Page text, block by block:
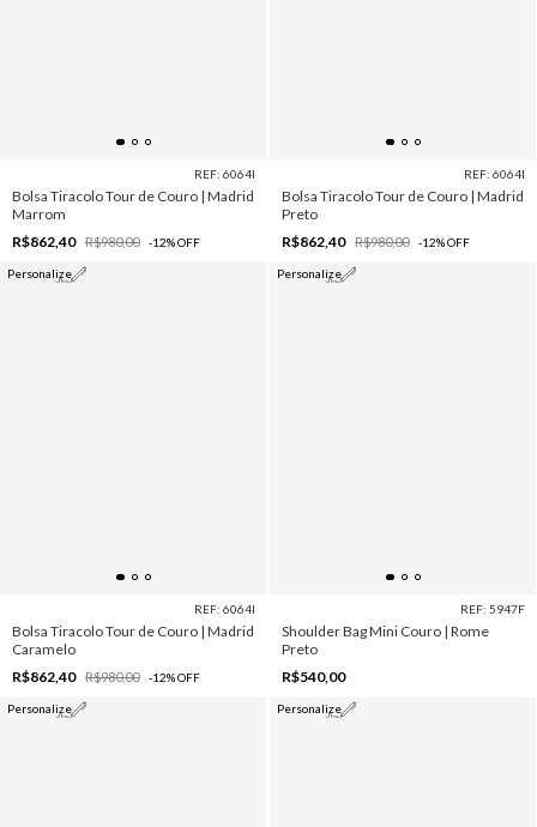
REF: 6064I
Bolsa Tiracolo Tour de Couro | Madrid
Marrom
R$862,40
R$980,00 -12%OFF
REF: 6064I
Bolsa Tiracolo Tour de Couro | Madrid
Preto
R$862,40
R$980,00 -12%OFF
Personalize
REF: 6064I
Bolsa Tiracolo Tour de Couro | Madrid
Caramelo
R$862,40
R$980,00 -12%OFF
Personalize
REF: 5947F
Shoulder Bag Mini Couro | Rome
Preto
R$540,00
Personalize Personalize